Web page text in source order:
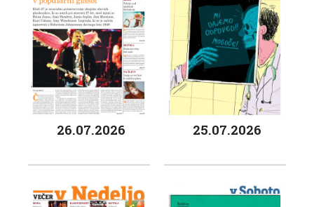
26.07.2026 25.07.2026